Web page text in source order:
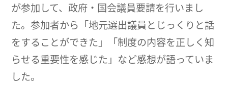
が参加して、政府・国会議員要請を行いまし
た。参加者から「地元選出議員とじっくりと話
をすることができた」「制度の内容を正しく知
らせる重要性を感じた」など感想が語っていま
した。